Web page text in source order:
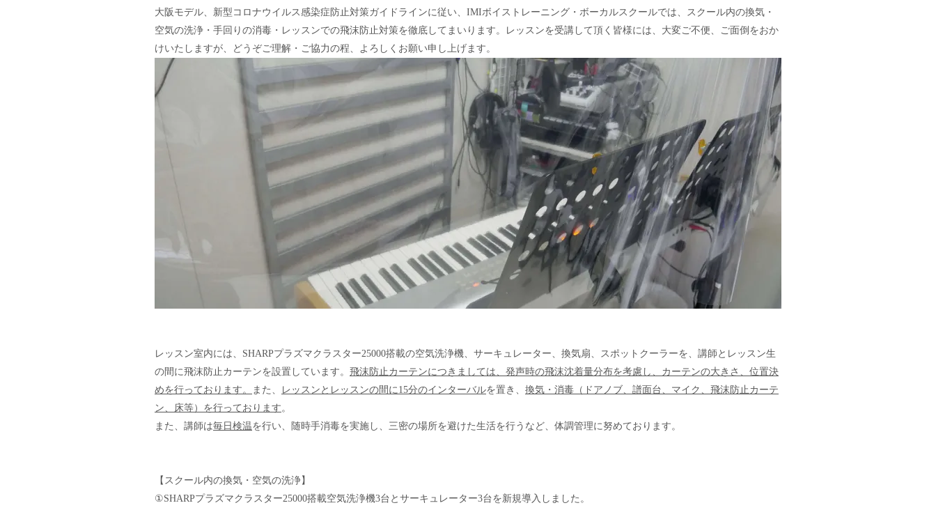
大阪モデル、新型コロナウイルス感染症防止対策ガイドラインに従い、IMIボイストレーニング・ボーカルスクールでは、スクール内の換気・
空気の洗浄・手回りの消毒・レッスンでの飛沫防止対策を徹底してまいります。レッスンを受講して頂く皆様には、大変ご不便、ご面倒をおか
けいたしますが、どうぞご理解・ご協力の程、よろしくお願い申し上げます。
レッスン室内には、SHARPプラズマクラスター25000搭載の空気洗浄機、サーキュレーター、換気扇、スポットクーラーを、講師とレッスン生
の間に飛沫防止カーテンを設置しています。 飛沫防止カーテンにつきましては、発声時の飛沫沈着量分布を考慮し、カーテンの大きさ、位置決
めを行っております。
また、 レッスンとレッスンの間に15分のインターバルを置き、 換気・消毒（ドアノブ、譜面台、マイク、飛沫防止カーテ
ン、床等）を行っております。
また、講師は毎日検温を行い、随時手消毒を実施し、三密の場所を避けた生活を行うなど、体調管理に努めております。
【スクール内の換気・空気の洗浄】
①SHARPプラズマクラスター25000搭載空気洗浄機3台とサーキュレーター3台を新規導入しました。